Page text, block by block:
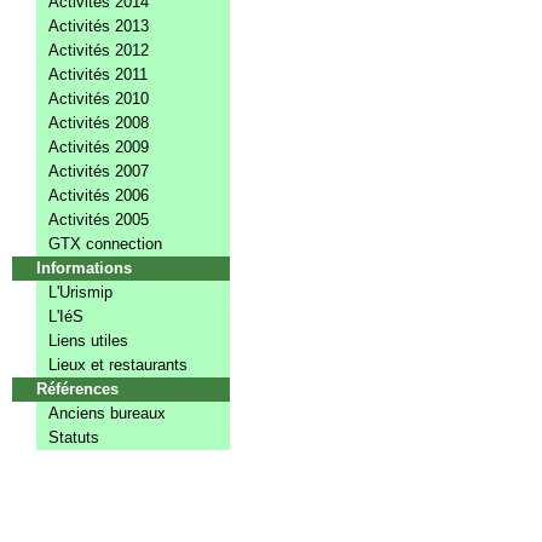
Activités 2013
Activités 2012
Activités 2011
Activités 2010
Activités 2008
Activités 2009
Activités 2007
Activités 2006
Activités 2005
GTX connection
Informations
L'Urismip
L'IéS
Liens utiles
Lieux et restaurants
Références
Anciens bureaux
Statuts